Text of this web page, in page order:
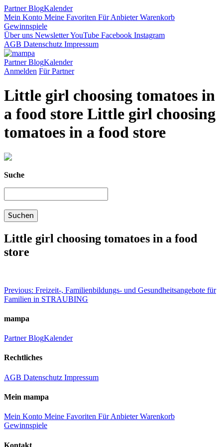
PartnerBlogKalender
Mein Konto Meine Favoriten Für AnbieterWarenkorb
Gewinnspiele
Über uns NewsletterYouTube Facebook Instagram
AGB Datenschutz Impressum
PartnerBlogKalender
Anmelden Für Partner
Little girl choosing tomatoes in
a food store Little girl choosing
tomatoes in a food store
Suche
Little girl choosing tomatoes in a food
store
Beitragsnavigation
Previous: Freizeit-, Familienbildungs- und Gesundheitsangebote für
Familien in STRAUBING
mampa
PartnerBlogKalender
Rechtliches
AGB Datenschutz Impressum
Mein mampa
Mein Konto Meine Favoriten Für AnbieterWarenkorb
Gewinnspiele
Kontakt